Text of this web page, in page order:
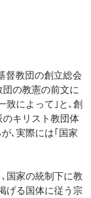
督教団の創立総会
の教憲の前文に
致によって｣と､創
キリスト教団体
､実際には｢国家
国家の統制下に教
げる国体に従う宗